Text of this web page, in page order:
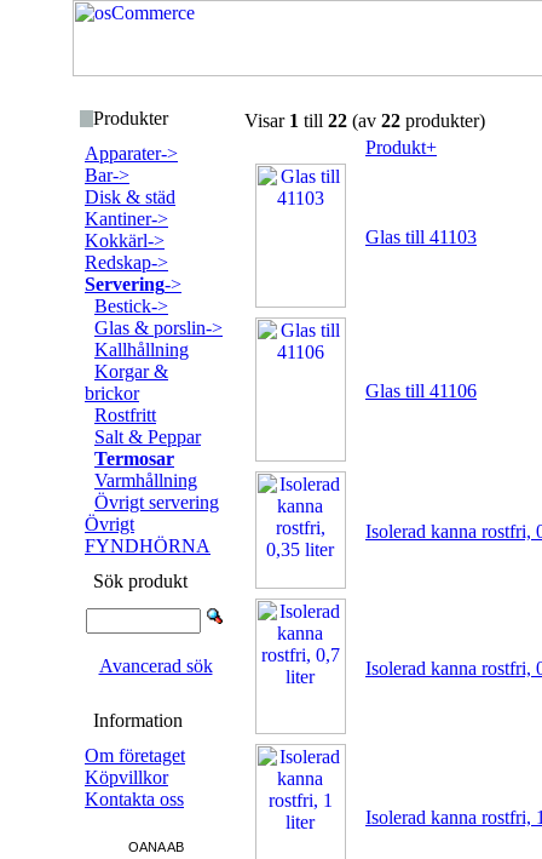
Produkter
Apparater->
Bar->
Disk & städ
Kantiner->
Kokkärl->
Redskap->
Servering->
Bestick->
Glas & porslin->
Kallhållning
Korgar &
brickor
Rostfritt
Salt & Peppar
Termosar
Varmhållning
Övrigt servering
Övrigt
FYNDHÖRNA
Sök produkt
Avancerad sök
Information
Om företaget
Köpvillkor
Kontakta oss
OANA AB
Visar 1 till 22 (av 22 produkter)
Produkt+
Glas till 41103
Glas till 41106
Isolerad kanna rostfri,
Isolerad kanna rostfri,
Isolerad kanna rostfri,